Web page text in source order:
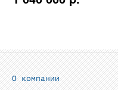
О компании